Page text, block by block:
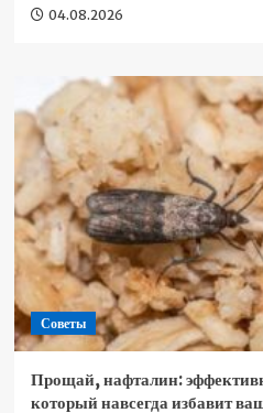
04.08.2026
Советы
Прощай, нафталин:
который навсегда избавит